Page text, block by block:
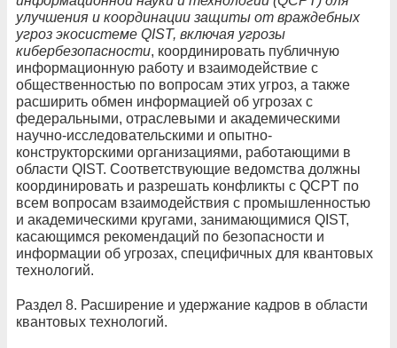
улучшения и координации защиты от враждебных
угроз экосистеме QIST, включая угрозы
кибербезопасности, координировать публичную
информационную работу и взаимодействие с
общественностью по вопросам этих угроз, а также
расширить обмен информацией об угрозах с
федеральными, отраслевыми и академическими
научно-исследовательскими и опытно-
конструкторскими организациями, работающими в
области QIST. Соответствующие ведомства должны
координировать и разрешать конфликты с QCPT по
всем вопросам взаимодействия с промышленностью
и академическими кругами, занимающимися QIST,
касающимся рекомендаций по безопасности и
информации об угрозах, специфичных для квантовых
технологий.
Раздел 8. Расширение и удержание кадров в области
квантовых технологий.